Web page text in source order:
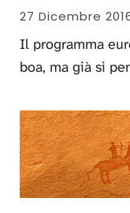
27 Dicembre
Il programma
boa, ma già si